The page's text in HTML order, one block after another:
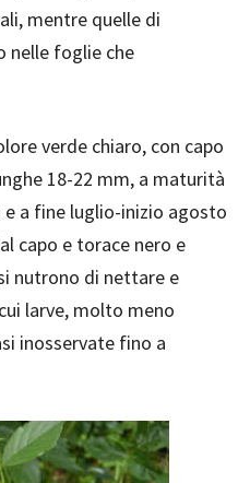
mentre quelle di
nelle foglie che
verde chiaro, con capo
18-22 mm, a maturità
a fine luglio-inizio agosto
capo e torace nero e
nutrono di nettare e
larve, molto meno
inosservate fino a